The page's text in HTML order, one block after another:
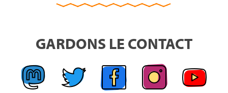
GARDONS LE CONTACT